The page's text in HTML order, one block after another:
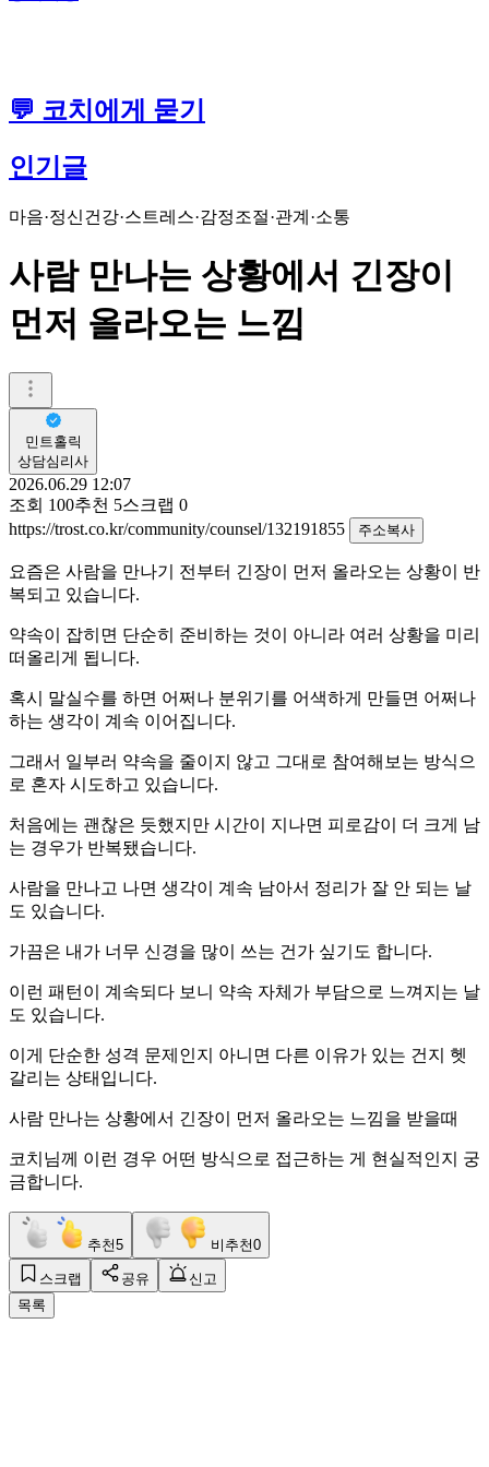
💬 코치에게 묻기
인기글
마음·정신건강·스트레스·감정조절·관계·소통
사람 만나는 상황에서 긴장이
먼저 올라오는 느낌
민트홀릭
상담심리사
2026.06.29 12:07
조회 100추천 5스크랩 0
https://trost.co.kr/community/counsel/132191855
주소복사
요즘은 사람을 만나기 전부터 긴장이 먼저 올라오는 상황이 반
복되고 있습니다.
약속이 잡히면 단순히 준비하는 것이 아니라 여러 상황을 미리
떠올리게 됩니다.
혹시 말실수를 하면 어쩌나 분위기를 어색하게 만들면 어쩌나
하는 생각이 계속 이어집니다.
그래서 일부러 약속을 줄이지 않고 그대로 참여해보는 방식으
로 혼자 시도하고 있습니다.
처음에는 괜찮은 듯했지만 시간이 지나면 피로감이 더 크게 남
는 경우가 반복됐습니다.
사람을 만나고 나면 생각이 계속 남아서 정리가 잘 안 되는 날
도 있습니다.
가끔은 내가 너무 신경을 많이 쓰는 건가 싶기도 합니다.
이런 패턴이 계속되다 보니 약속 자체가 부담으로 느껴지는 날
도 있습니다.
이게 단순한 성격 문제인지 아니면 다른 이유가 있는 건지 헷
갈리는 상태입니다.
사람 만나는 상황에서 긴장이 먼저 올라오는 느낌을 받을때
코치님께 이런 경우 어떤 방식으로 접근하는 게 현실적인지 궁
금합니다.
추천5 비추천0
스크랩 공유
신고
목록